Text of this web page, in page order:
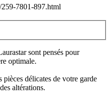
7801-897.html
sont pensés pour
optimale.
délicates de votre garde
altérations.